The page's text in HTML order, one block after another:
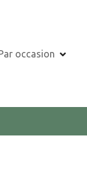
occasion